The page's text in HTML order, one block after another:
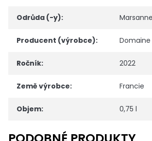
Odrůda (-y): Marsanne
Producent (výrobce): Domaine
Ročník: 2022
Země výrobce: Francie
Objem: 0,75 l